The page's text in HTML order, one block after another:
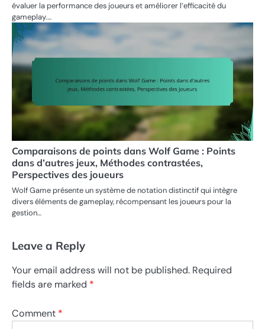
évaluer la performance des joueurs et améliorer l’efficacité du
gameplay.…
Comparaisons de points dans Wolf Game : Points
dans d’autres jeux, Méthodes contrastées,
Perspectives des joueurs
Wolf Game présente un système de notation distinctif qui intègre
divers éléments de gameplay, récompensant les joueurs pour la
gestion…
Leave a Reply
Your email address will not be published. Required
fields are marked *
Comment *